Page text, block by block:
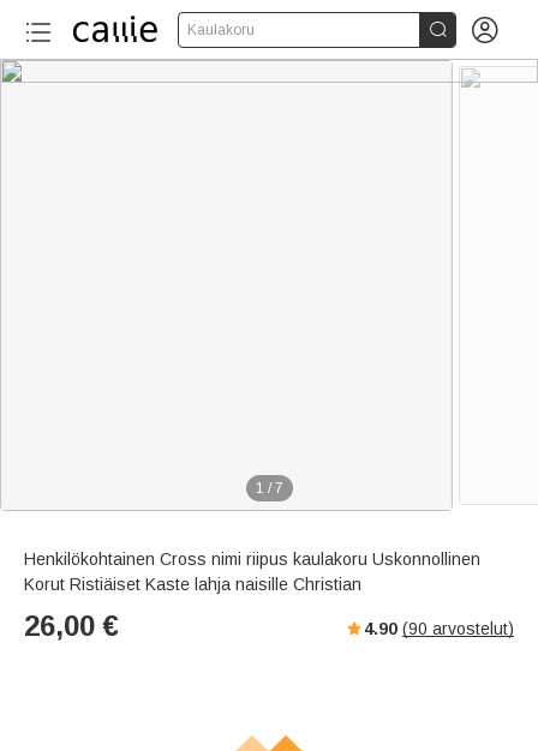
Kaulakoru  
1 / 7
Henkilökohtainen Cross nimi riipus kaulakoru Uskonnollinen
Korut Ristiäiset Kaste lahja naisille Christian
26,00 € 4.90 (90 arvostelut)